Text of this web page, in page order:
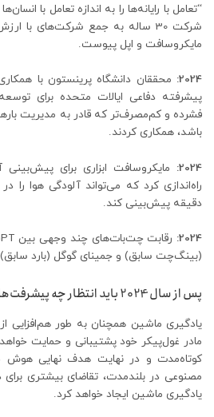
“تعامل با رایانه‌ها را به اندازه تعامل با
مایکروسافت و اپل پیوست.
2024: محققان دانشگاه پرینستون با
پیشرفته دفاعی ایالات متحده برای
فشرده و کم‌مصرف‌تر که قادر به مدیریت
باشد، همکاری کردند.
2024:
راه‌اندازی کرد که می‌تواند آلودگی هوا
دقیقه پیش‌بینی کند.
2024:
(بینگ‌چت سابق) و جمینای گوگل (بارد
پس از سال 2024 باید انتظار چه پیشرفت‌هایی داشته باشیم؟
یادگیری ماشین همچنان به طور
مادر غول‌پیکر خود پشتیبانی و حمایت
کوتاه‌مدت و در نهایت هدف نهایی
مصنوعی در بلندمدت، تقاضای بیشتری
یادگیری ماشین ایجاد خواهد کرد.